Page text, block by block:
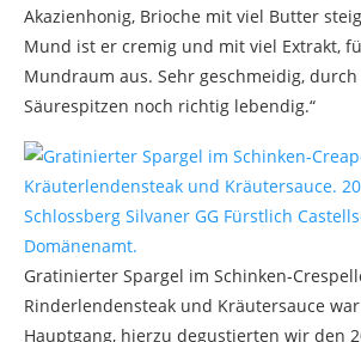
Akazienhonig, Brioche mit viel Butter
Mund ist er cremig und mit viel Extrakt,
Mundraum aus. Sehr geschmeidig,
Säurespitzen noch richtig lebendig.“
Gratinierter Spargel im Schinken-
Rinderlendensteak und Kräutersauce
Hauptgang, hierzu degustierten wir den